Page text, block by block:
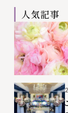
本
様
か
ら
の
口
コ
の
家
族
葬
ホ
ー
ル
人気記事